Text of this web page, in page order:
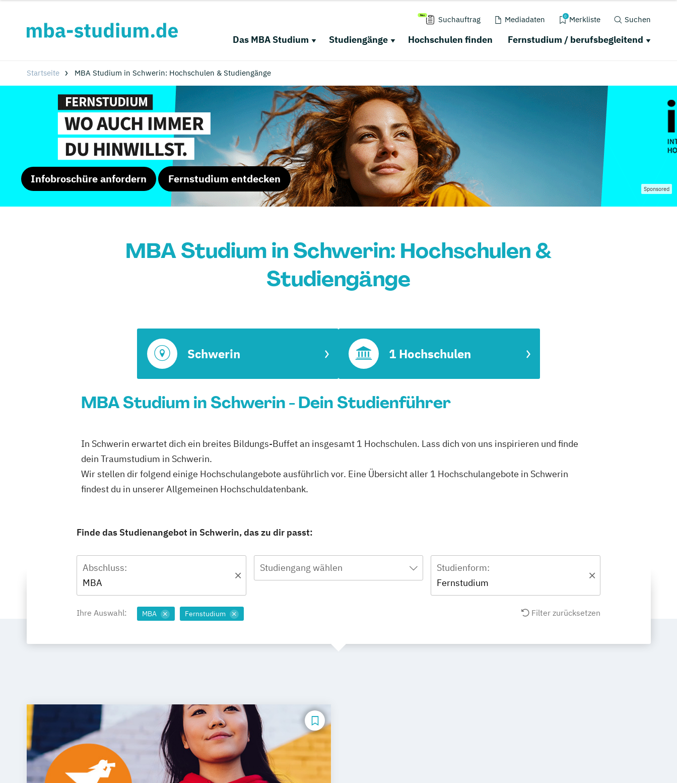
Suchauftrag Mediadaten 0 Merkliste Suchen
Das MBA Studium Studiengänge Hochschulen finden Fernstudium / berufsbegleitend
Startseite MBA Studium in Schwerin: Hochschulen & Studiengänge
Infobroschüre anfordern Fernstudium entdecken
Sponsored
MBA Studium in Schwerin: Hochschulen &
Studiengänge
Schwerin 1 Hochschulen
MBA Studium in Schwerin - Dein Studienführer
In Schwerin erwartet dich ein breites Bildungs-Buffet an insgesamt 1 Hochschulen. Lass dich von uns inspirieren und finde
dein Traumstudium in Schwerin.
Wir stellen dir folgend einige Hochschulangebote ausführlich vor. Eine Übersicht aller 1 Hochschulangebote in Schwerin
findest du in unserer Allgemeinen Hochschuldatenbank.
Finde das Studienangebot in Schwerin, das zu dir passt:
Abschluss:
MBA
Studiengang wählen
Studienform:
Fernstudium
Ihre Auswahl: MBA Fernstudium Filter zurücksetzen